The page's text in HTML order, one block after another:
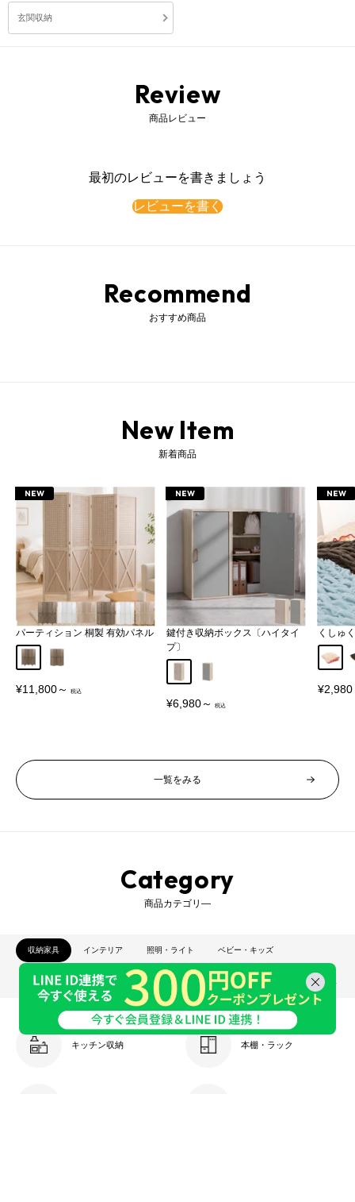
玄関収納
Review
商品レビュー
最初のレビューを書きましょう
レビューを書く
Recommend
おすすめ商品
New Item
新着商品
NEW
パーティション 桐製 有効パネル
AタイプBタイプ
販
¥11,800～
NEW
鍵付き収納ボックス〔ハイタイ
プ〕
販
¥6,980～
NEW
くしゅ
アイ
販
¥2,980
一覧をみる
Category
商品カテゴリ―
収納家具 インテリア 照明・ライト ベビー・キッズ
生活雑貨・家電 ベッド・寝具 ガーデン・エクステリア オーダー家具
キッチン収納 本棚・ラック